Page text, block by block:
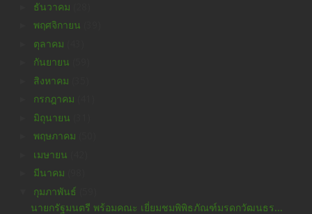
ธันวาคม
พฤศจิกายน
ตุลาคม
กันยายน
สิงหาคม
กรกฎาคม
มิถุนายน
พฤษภาคม
เมษายน
มีนาคม
กุมภาพันธ์
นายกรัฐมนตรี พร้อมคณะ เยี่ยมชมพิพิธภัณฑ์มรดกวัฒนธร...